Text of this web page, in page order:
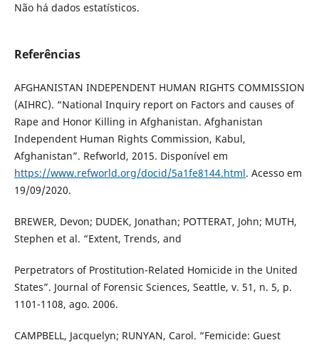
Não há dados estatísticos.
Referências
AFGHANISTAN INDEPENDENT HUMAN RIGHTS COMMISSION
(AIHRC). “National Inquiry report on Factors and causes of
Rape and Honor Killing in Afghanistan. Afghanistan
Independent Human Rights Commission, Kabul,
Afghanistan”. Refworld, 2015. Disponível em
https://www.refworld.org/docid/5a1fe8144.html. Acesso em
19/09/2020.
BREWER, Devon; DUDEK, Jonathan; POTTERAT, John; MUTH,
Stephen et al. “Extent, Trends, and
Perpetrators of Prostitution-Related Homicide in the United
States”. Journal of Forensic Sciences, Seattle, v. 51, n. 5, p.
1101-1108, ago. 2006.
CAMPBELL, Jacquelyn; RUNYAN, Carol. “Femicide: Guest